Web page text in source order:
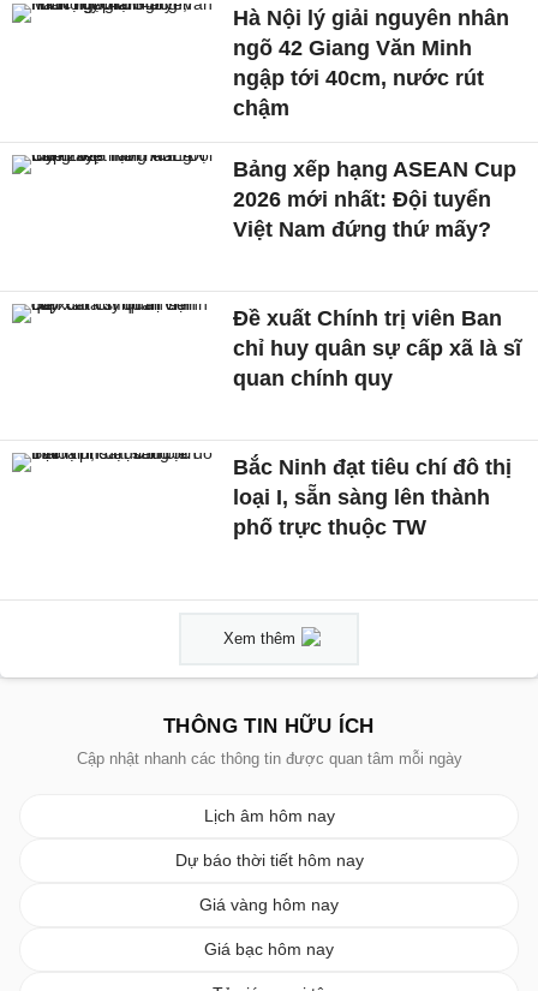
Hà Nội lý giải nguyên nhân
ngõ 42 Giang Văn Minh
ngập tới 40cm, nước rút
chậm
Bảng xếp hạng ASEAN Cup
2026 mới nhất: Đội tuyển
Việt Nam đứng thứ mấy?
Đề xuất Chính trị viên Ban
chỉ huy quân sự cấp xã là sĩ
quan chính quy
Bắc Ninh đạt tiêu chí đô thị
loại I, sẵn sàng lên thành
phố trực thuộc TW
Xem thêm
THÔNG TIN HỮU ÍCH
Cập nhật nhanh các thông tin được quan tâm mỗi ngày
Lịch âm hôm nay
Dự báo thời tiết hôm nay
Giá vàng hôm nay
Giá bạc hôm nay